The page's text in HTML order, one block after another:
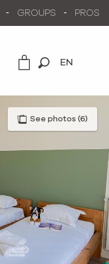
EN
GROUPS PROS
See photos (6)